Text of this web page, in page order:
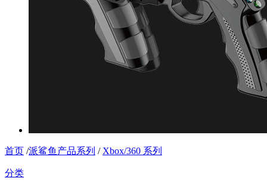
首页 /派鲨鱼产品系列 / Xbox/360 系列
分类